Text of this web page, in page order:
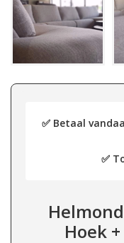
✅ Betaal
✅
Hoek